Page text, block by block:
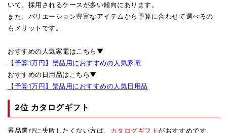
いて、採用されるケースが多い傾向にあります。
また、バリエーション豊富なアイテムから予算に合わせて選べるの
もメリットです。
おすすめの人気家電はこちら▼
【予算1万円】景品用におすすめの人気家電
おすすめの日用品はこちら▼
【予算1万円】景品用におすすめの人気日用品
2位 カタログギフト
景品選びに失敗したくない方は、 カタログギフトがおすすめです。